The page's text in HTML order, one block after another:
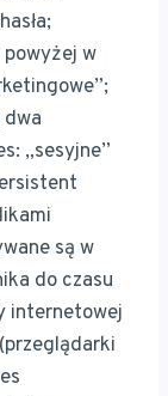
w
dwa
„sesyjne”
są w
do czasu
internetowej